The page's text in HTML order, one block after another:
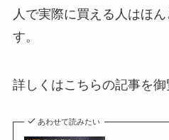
人で実際に買える人はほ
す。
詳しくはこちらの記事を御
あわせて読みたい